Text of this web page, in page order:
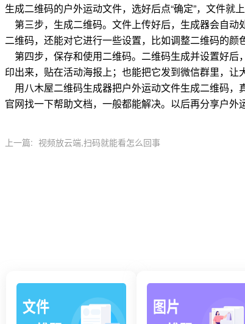
生成二维码的户外运动文件，选好后点“确定”，文件就
第三步，生成二维码。文件上传好后，生成器会自动
二维码，还能对它进行一些设置，比如调整二维码的颜
第四步，保存和使用二维码。二维码生成并设置好后
印出来，贴在活动海报上；也能把它发到微信群里，让
用八木屋二维码生成器把户外运动文件生成二维码，
官网找一下帮助文档，一般都能解决。以后再分享户外
上一篇: